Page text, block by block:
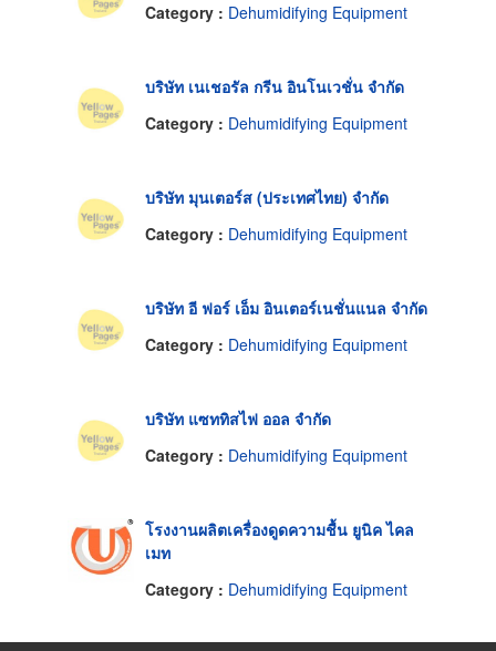
Category : Dehumidifying Equipment
บริษัท เนเชอรัล กรีน อินโนเวชั่น จำกัด
Category : Dehumidifying Equipment
บริษัท มุนเตอร์ส (ประเทศไทย) จำกัด
Category : Dehumidifying Equipment
บริษัท อี ฟอร์ เอ็ม อินเตอร์เนชั่นแนล จำกัด
Category : Dehumidifying Equipment
บริษัท แซททิสไฟ ออล จำกัด
Category : Dehumidifying Equipment
โรงงานผลิตเครื่องดูดความชื้น ยูนิค ไคล
เมท
Category : Dehumidifying Equipment